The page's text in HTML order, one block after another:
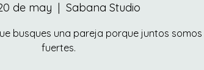
de may
  |
Sabana Studio
busques una pareja porque juntos somos
fuertes.